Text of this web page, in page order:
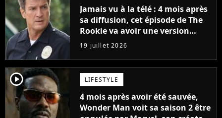
Jamais vu à la télé : 4 mois après
sa diffusion, cet épisode de The
Rookie va avoir une version
longue en streaming
19 juillet 2026
player2 LIFESTYLE
4 mois après avoir été sauvée,
Wonder Man voit sa saison 2 être